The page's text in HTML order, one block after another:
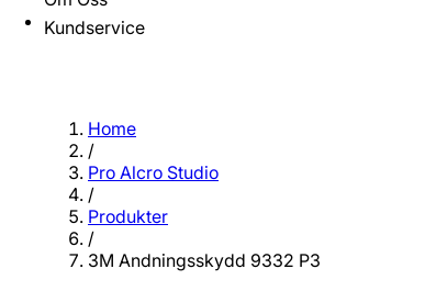
Kundservice
Home
/
Pro Alcro Studio
/
Produkter
/
3M Andningsskydd 9332 P3